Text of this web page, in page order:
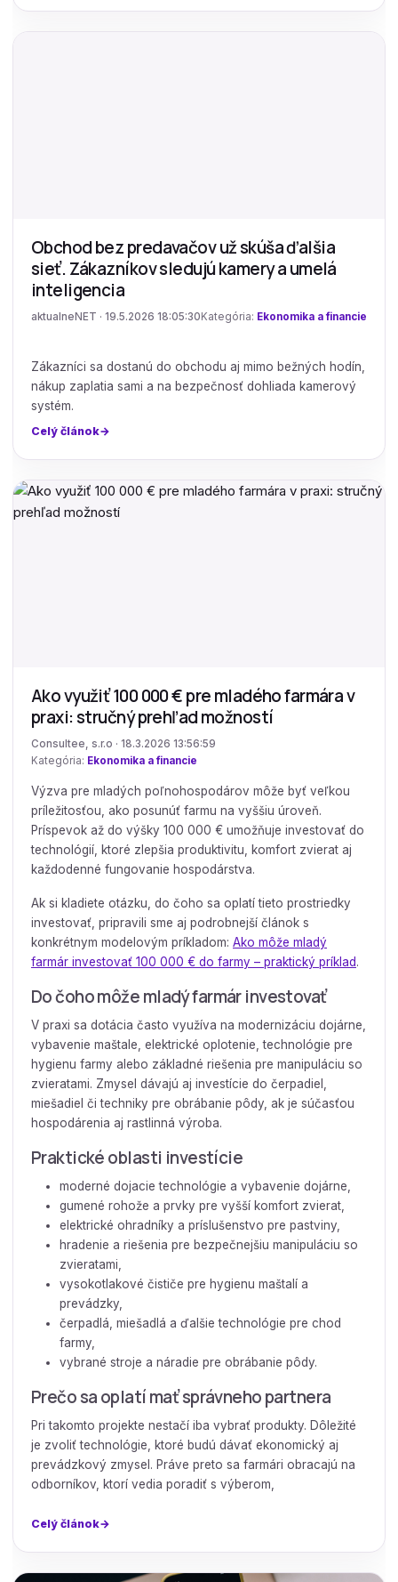
Obchod bez predavačov už skúša ďalšia
sieť. Zákazníkov sledujú kamery a umelá
inteligencia
aktualneNET · 19.5.2026 18:05:30 Kategória: Ekonomika a financie
Zákazníci sa dostanú do obchodu aj mimo bežných hodín,
nákup zaplatia sami a na bezpečnosť dohliada kamerový
systém.
Celý článok
Ako využiť 100 000 € pre mladého farmára v
praxi: stručný prehľad možností
Consultee, s.r.o · 18.3.2026 13:56:59
Kategória: Ekonomika a financie
Výzva pre mladých poľnohospodárov môže byť veľkou
príležitosťou, ako posunúť farmu na vyššiu úroveň.
Príspevok až do výšky 100 000 € umožňuje investovať do
technológií, ktoré zlepšia produktivitu, komfort zvierat aj
každodenné fungovanie hospodárstva.
Ak si kladiete otázku, do čoho sa oplatí tieto prostriedky
investovať, pripravili sme aj podrobnejší článok s
konkrétnym modelovým príkladom: Ako môže mladý
farmár investovať 100 000 € do farmy – praktický príklad.
Do čoho môže mladý farmár investovať
V praxi sa dotácia často využíva na modernizáciu dojárne,
vybavenie maštale, elektrické oplotenie, technológie pre
hygienu farmy alebo základné riešenia pre manipuláciu so
zvieratami. Zmysel dávajú aj investície do čerpadiel,
miešadiel či techniky pre obrábanie pôdy, ak je súčasťou
hospodárenia aj rastlinná výroba.
Praktické oblasti investície
moderné dojacie technológie a vybavenie dojárne,
gumené rohože a prvky pre vyšší komfort zvierat,
elektrické ohradníky a príslušenstvo pre pastviny,
hradenie a riešenia pre bezpečnejšiu manipuláciu so
zvieratami,
vysokotlakové čističe pre hygienu maštalí a
prevádzky,
čerpadlá, miešadlá a ďalšie technológie pre chod
farmy,
vybrané stroje a náradie pre obrábanie pôdy.
Prečo sa oplatí mať správneho partnera
Pri takomto projekte nestačí iba vybrať produkty. Dôležité
je zvoliť technológie, ktoré budú dávať ekonomický aj
prevádzkový zmysel. Práve preto sa farmári obracajú na
odborníkov, ktorí vedia poradiť s výberom,
Celý článok